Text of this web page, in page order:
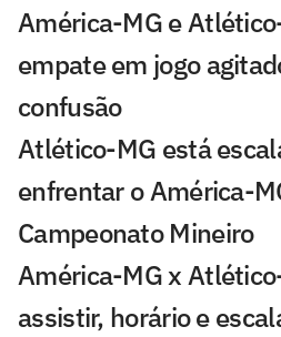
América-MG e
empate em jogo
confusão
Atlético-MG está
enfrentar o América-
Campeonato Mineiro
América-MG x
assistir, horário e